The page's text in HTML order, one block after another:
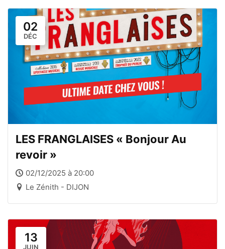
02
DÉC
LES FRANGLAISES « Bonjour Au
revoir »
02/12/2025 à 20:00
Le Zénith - DIJON
13
JUIN